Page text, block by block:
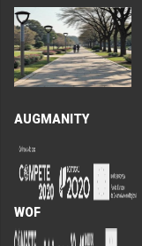
AUGMANITY
WOF